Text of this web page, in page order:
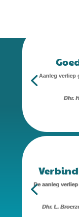
Aanleg verliep
Dhr.
De aanleg
Dhr. L.